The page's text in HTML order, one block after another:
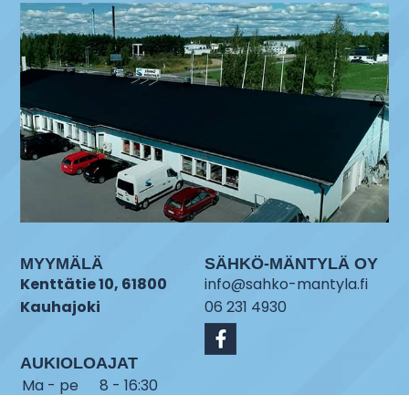
MYYMÄLÄ
Kenttätie 10, 61800
Kauhajoki
AUKIOLOAJAT
Ma - pe 8 - 16:30
SÄHKÖ-MÄNTYLÄ OY
info@sahko-mantyla.fi
06 231 4930